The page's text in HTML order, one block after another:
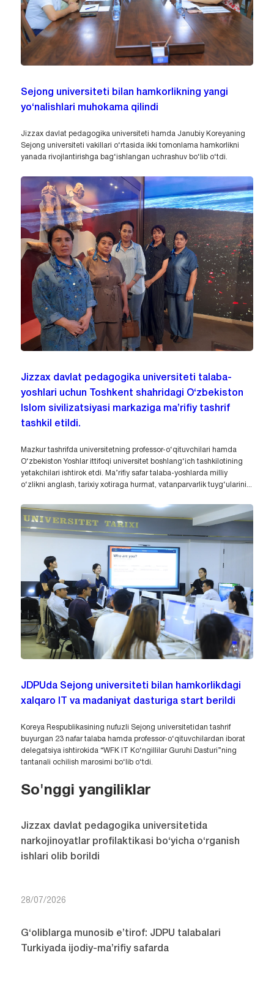
Sejong universiteti bilan hamkorlikning yangi
yo‘nalishlari muhokama qilindi
Jizzax davlat pedagogika universiteti hamda Janubiy Koreyaning
Sejong universiteti vakillari o‘rtasida ikki tomonlama hamkorlikni
yanada rivojlantirishga bag‘ishlangan uchrashuv bo‘lib o‘tdi.
Jizzax davlat pedagogika universiteti talaba-
yoshlari uchun Toshkent shahridagi O‘zbekiston
Islom sivilizatsiyasi markaziga ma’rifiy tashrif
tashkil etildi.
Mazkur tashrifda universitetning professor-o‘qituvchilari hamda
O‘zbekiston Yoshlar ittifoqi universitet boshlang‘ich tashkilotining
yetakchilari ishtirok etdi. Ma’rifiy safar talaba-yoshlarda milliy
o‘zlikni anglash, tarixiy xotiraga hurmat, vatanparvarlik tuyg‘ularini...
JDPUda Sejong universiteti bilan hamkorlikdagi
xalqaro IT va madaniyat dasturiga start berildi
Koreya Respublikasining nufuzli Sejong universitetidan tashrif
buyurgan 23 nafar talaba hamda professor-o‘qituvchilardan iborat
delegatsiya ishtirokida “WFK IT Ko‘ngillilar Guruhi Dasturi”ning
tantanali ochilish marosimi bo‘lib o‘tdi.
So'nggi yangiliklar
Jizzax davlat pedagogika universitetida
narkojinoyatlar profilaktikasi bo‘yicha o‘rganish
ishlari olib borildi
28/07/2026
G‘oliblarga munosib e’tirof: JDPU talabalari
Turkiyada ijodiy-ma’rifiy safarda